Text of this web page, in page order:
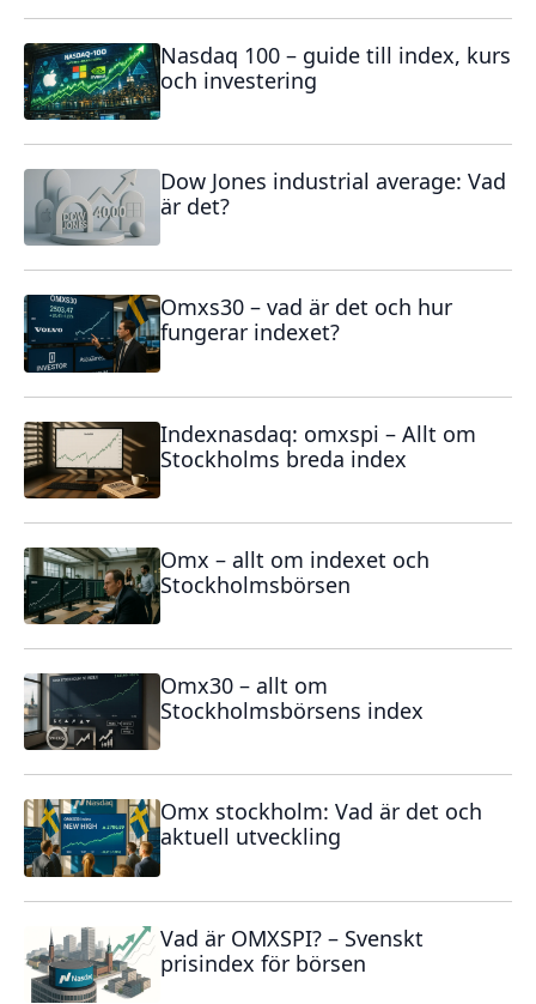
Nasdaq 100 – guide till index, kurs
och investering
Dow Jones industrial average: Vad
är det?
Omxs30 – vad är det och hur
fungerar indexet?
Indexnasdaq: omxspi – Allt om
Stockholms breda index
Omx – allt om indexet och
Stockholmsbörsen
Omx30 – allt om
Stockholmsbörsens index
Omx stockholm: Vad är det och
aktuell utveckling
Vad är OMXSPI? – Svenskt
prisindex för börsen